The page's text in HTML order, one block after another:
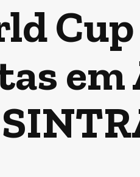
em